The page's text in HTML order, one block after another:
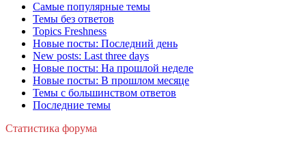
Самые популярные темы
Темы без ответов
Topics Freshness
Новые посты: Последний день
New posts: Last three days
Новые посты: На прошлой неделе
Новые посты: В прошлом месяце
Темы с большинством ответов
Последние темы
Статистика форума